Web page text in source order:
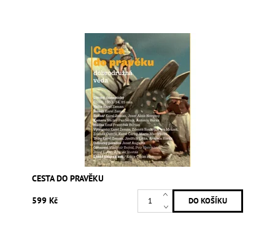
CESTA DO PRAVĚKU
599 Kč